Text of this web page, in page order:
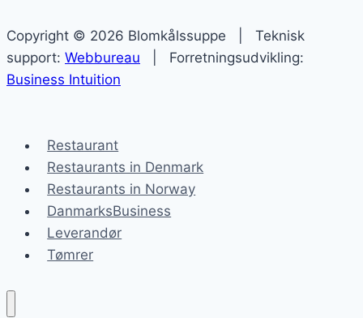
Copyright © 2026 Blomkålssuppe | Teknisk
support: Webbureau | Forretningsudvikling:
Business Intuition
Restaurant
Restaurants in Denmark
Restaurants in Norway
DanmarksBusiness
Leverandør
Tømrer